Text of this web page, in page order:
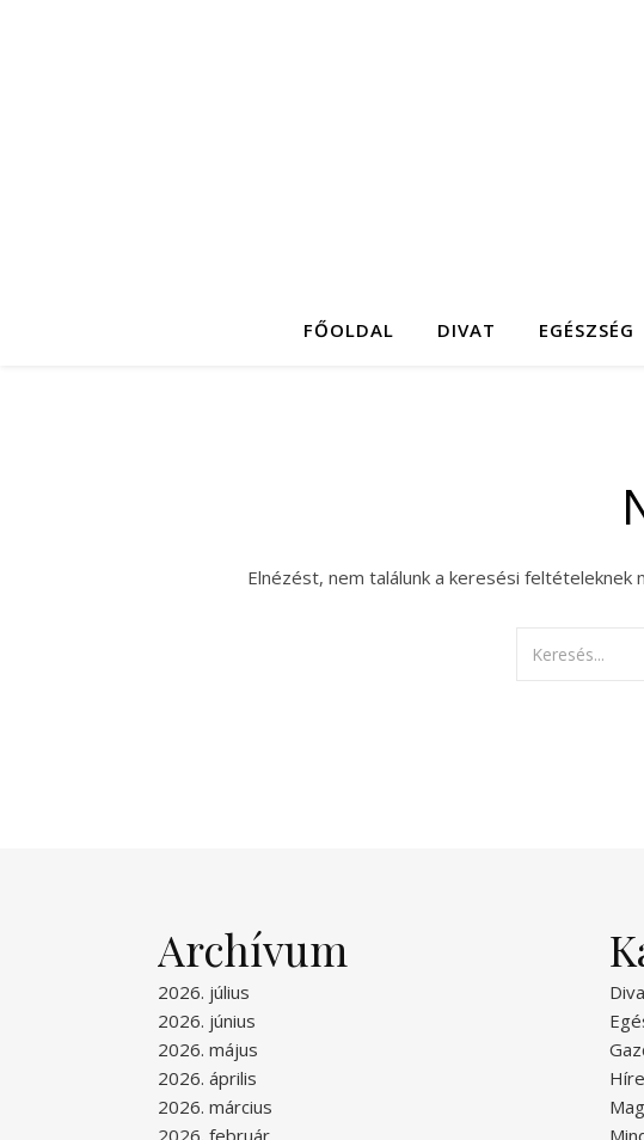
FŐOLDAL DIVAT EGÉSZSÉG
Elnézést, nem találunk a keresési
Archívum
2026. július
2026. június
2026. május
2026. április
2026. március
2026. február